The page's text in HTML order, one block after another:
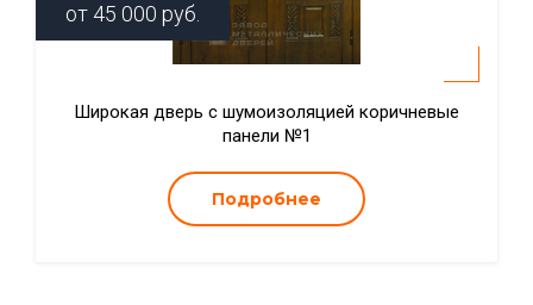
от 45 000 руб.
Широкая дверь с шумоизоляцией коричневые
панели №1
Подробнее